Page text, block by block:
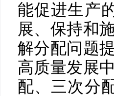
能促进生产
展、保持和
解分配问题
高质量发展
配、三次分